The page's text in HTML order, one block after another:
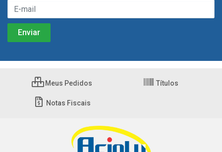
Meus Pedidos Títulos
Notas Fiscais